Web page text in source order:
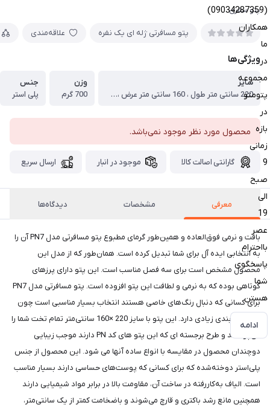
(09034287359)
همکاران
ما
در
مجموعه
پتومتو
در
بازه
زمانی
9
صبح
الی
19
عصر
بااحترام
پاسخگوی
شما
هستن
ادامه
پتو سفری
پتو مسافرتی ژله ای یک نفره علاقه‌مندی
ویژگی‌ها
سایز
220 سانتی متر طول ، 160 سانتی متر عرض ، بزرگترین سایز پتو یکنفره
وزن
700 گرم
جنس
پلی استر
محصول مورد نظر موجود نمی‌باشد.
گارانتی اصالت کالا موجود در انبار ارسال سریع
معرفی مشخصات دیدگاه‌ها
بافت و نرمی فوق‌العاده و همین‌طور گرمای مطبوع پتو مسافرتی مدل PN7 آن را
به انتخابی ایده آل برای شما تبدیل کرده است. همان‌طور که از مدل این
محصول مشخص است برای سه فصل مناسب است. این پتو دارای پرزهای
کوتاهی بوده که به نرمی و لطافت این پتو افزوده است. پتو مسافرتی مدل PN7
برای کسانی که دنبال رنگ‌های خاصی هستند انتخاب بسیار مناسبی است چون
تنوع رنگ‌بندی زیادی دارد. این پتو با سایز 220 ×160 سانتی‌متر تمام تخت شما را
می‌پوشاند و طرح برجسته ای که این پتو های کد PN دارند موجب زیبایی
دوچندان محصول در مقایسه با انواع ساده آنها می شود. این محصول از جنس
پلی‌استر دوخته‌شده که برای کسانی که پوست‌های حساسی دارند بسیار مناسب
است. الیاف به‌کاررفته در ساخت آن، مقاومت بالا در برابر مواد شیمیایی دارند
همچنین مانع رشد باکتری و قارچ می‌شوند و باضخامت کمتر از یک‌ سانتی‌متر،